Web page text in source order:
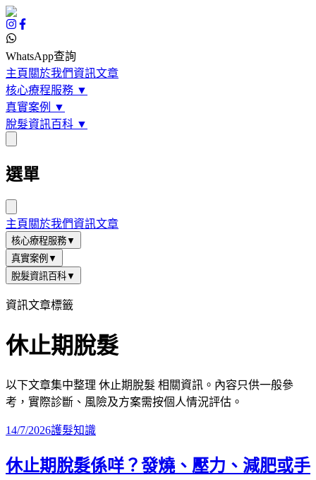
WhatsApp查詢
主頁 關於我們資訊文章
核心療程服務 ▼
真實案例
▼
脫髮資訊百科 ▼
選單
主頁 關於我們資訊文章
核心療程服務▼
真實案例 ▼
脫髮資訊百科▼
資訊文章標籤
休止期脫髮
以下文章集中整理 休止期脫髮 相關資訊。內容只供一般參
考，實際診斷、風險及方案需按個人情況評估。
14/7/2026護髮知識
休止期脫髮係咩？發燒、壓力、減肥或手